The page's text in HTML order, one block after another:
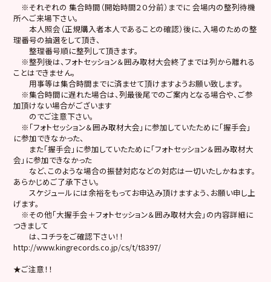
※それぞれの 集合時間（開始時間２０分前）までに 会場内の整列待機
所へご来場下さい。
本人照会（正規購入者本人であることの確認）後に、入場のための整
理番号の抽選をして頂き、
整理番号順に整列して頂きます。
※整列後は、フォトセッション＆囲み取材大会終了までは列から離れる
ことはできません。
用事等は集合時間までに済ませて頂けますようお願い致します。
※集合時間に遅れた場合は、列最後尾でのご案内となる場合や、ご参
加頂けない場合がございます
のでご注意下さい。
※「フォトセッション＆囲み取材大会」に参加していたために「握手会」
に参加できなかった、
また「握手会」に参加していたために「フォトセッション＆囲み取材大
会」に参加できなかった
など、このような場合の振替対応などの対応は一切いたしかねます。
あらかじめご了承下さい。
スケジュールには余裕をもってお申込み頂けますよう、お願い申し上
げます。
※その他「大握手会＋フォトセッション＆囲み取材大会」の内容詳細に
つきまして
は、コチラをご確認下さい！！
http://www.kingrecords.co.jp/cs/t/t8397/
★ご注意！！